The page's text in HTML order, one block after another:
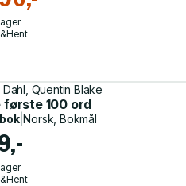
Dahl, Quentin Blake
første 100 ord
|Norsk, Bokmål